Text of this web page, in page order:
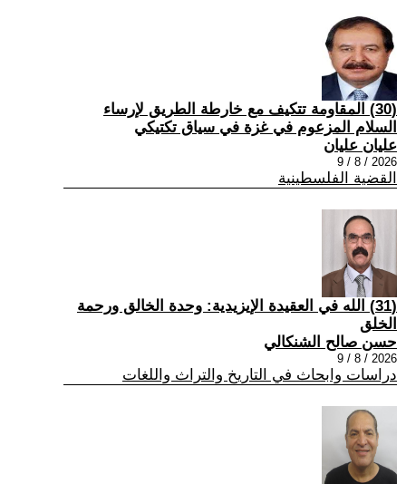
(30) المقاومة تتكيف مع خارطة الطريق لإرساء
السلام المزعوم في غزة في سياق تكتيكي
عليان عليان
2026 / 8 / 9
القضية الفلسطينية
(31) الله في العقيدة الإيزيدية: وحدة الخالق ورحمة
الخلق
حسن صالح الشنكالي
2026 / 8 / 9
دراسات وابحاث في التاريخ والتراث واللغات